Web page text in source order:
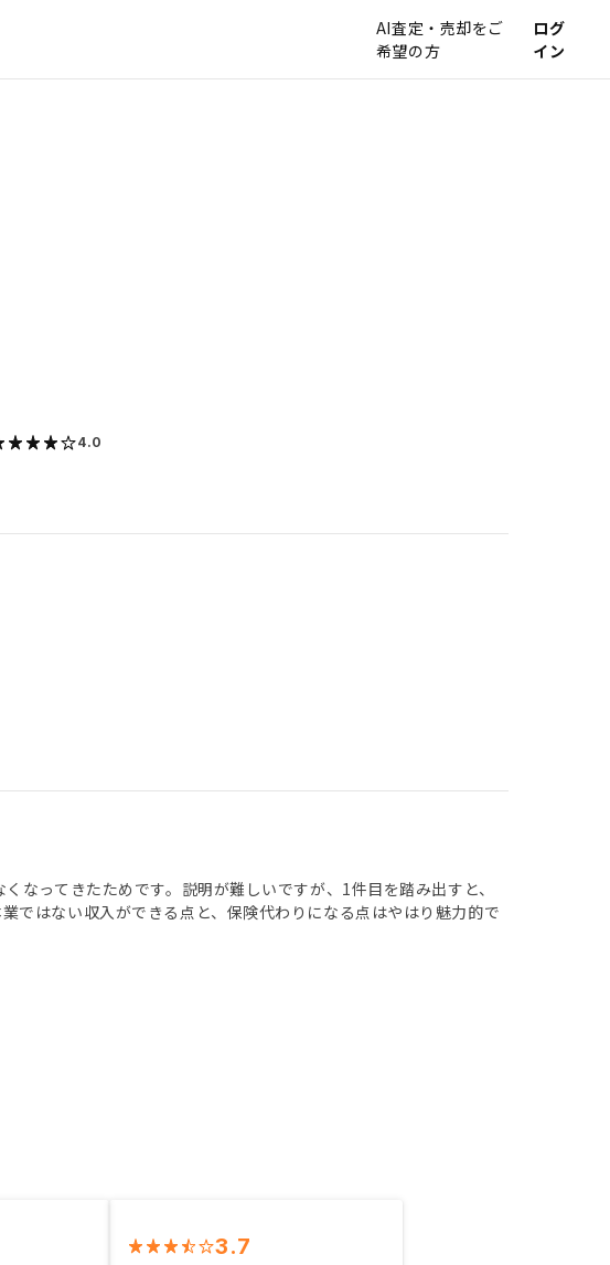
AI査定・売却をご
希望の方
ログ
イン
4.0
なってきたためです。説明が難しいですが、1件目を踏み出すと、
ではない収入ができる点と、保険代わりになる点はやはり魅力的で
3.7